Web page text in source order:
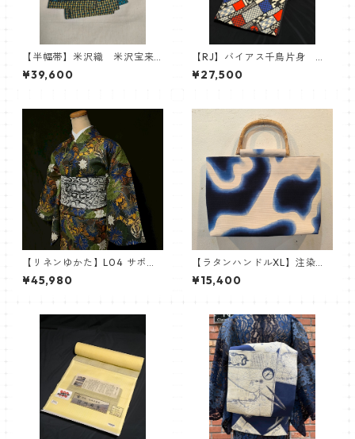
【半幅帯】米沢織 米沢宝来
織 近賢織物謹製 おしゃれ
四寸帯 北斗七星
¥39,600
【RJ】バイアス千鳥片身 綿
ゆかた 浴衣 Robe Japonic
a
¥27,500
【リネンゆかた】L04 サボテ
ン蛇25【Robe Japonica】
¥45,980
【ラタンハンドルXL】注染ぼ
かし
¥15,400